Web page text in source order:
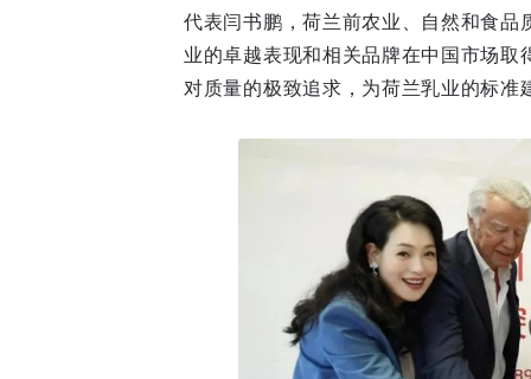
代表闫书鹏，荷兰前农业、自然和食
业的卓越表现和相关品牌在中国市场
对质量的极致追求，为荷兰乳业的标准